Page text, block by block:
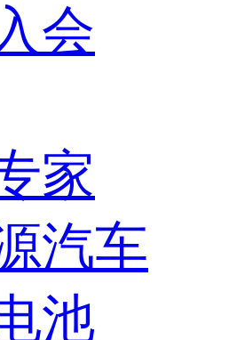
会
家
汽车
池